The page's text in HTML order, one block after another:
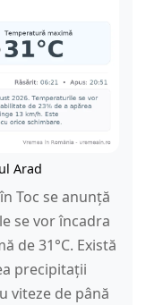
Arad
Toc se anunță
se vor încadra
de 31°C. Există
precipitații
viteze de până